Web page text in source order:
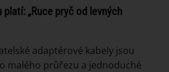
„Ruce pryč od levných
adaptérové kabely jsou
malého průřezu a jednoduché